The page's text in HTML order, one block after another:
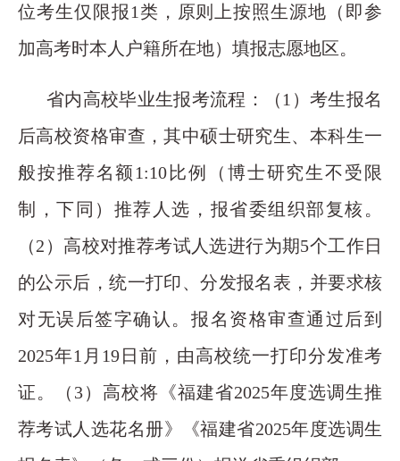
位考生仅限报1类，原则上按照生源地（即参
加高考时本人户籍所在地）填报志愿地区。
省内高校毕业生报考流程：（1）考生报名
后高校资格审查，其中硕士研究生、本科生一
般按推荐名额1:10比例（博士研究生不受限
制，下同）推荐人选，报省委组织部复核。
（2）高校对推荐考试人选进行为期5个工作日
的公示后，统一打印、分发报名表，并要求核
对无误后签字确认。报名资格审查通过后到
2025年1月19日前，由高校统一打印分发准考
证。（3）高校将《福建省2025年度选调生推
荐考试人选花名册》《福建省2025年度选调生